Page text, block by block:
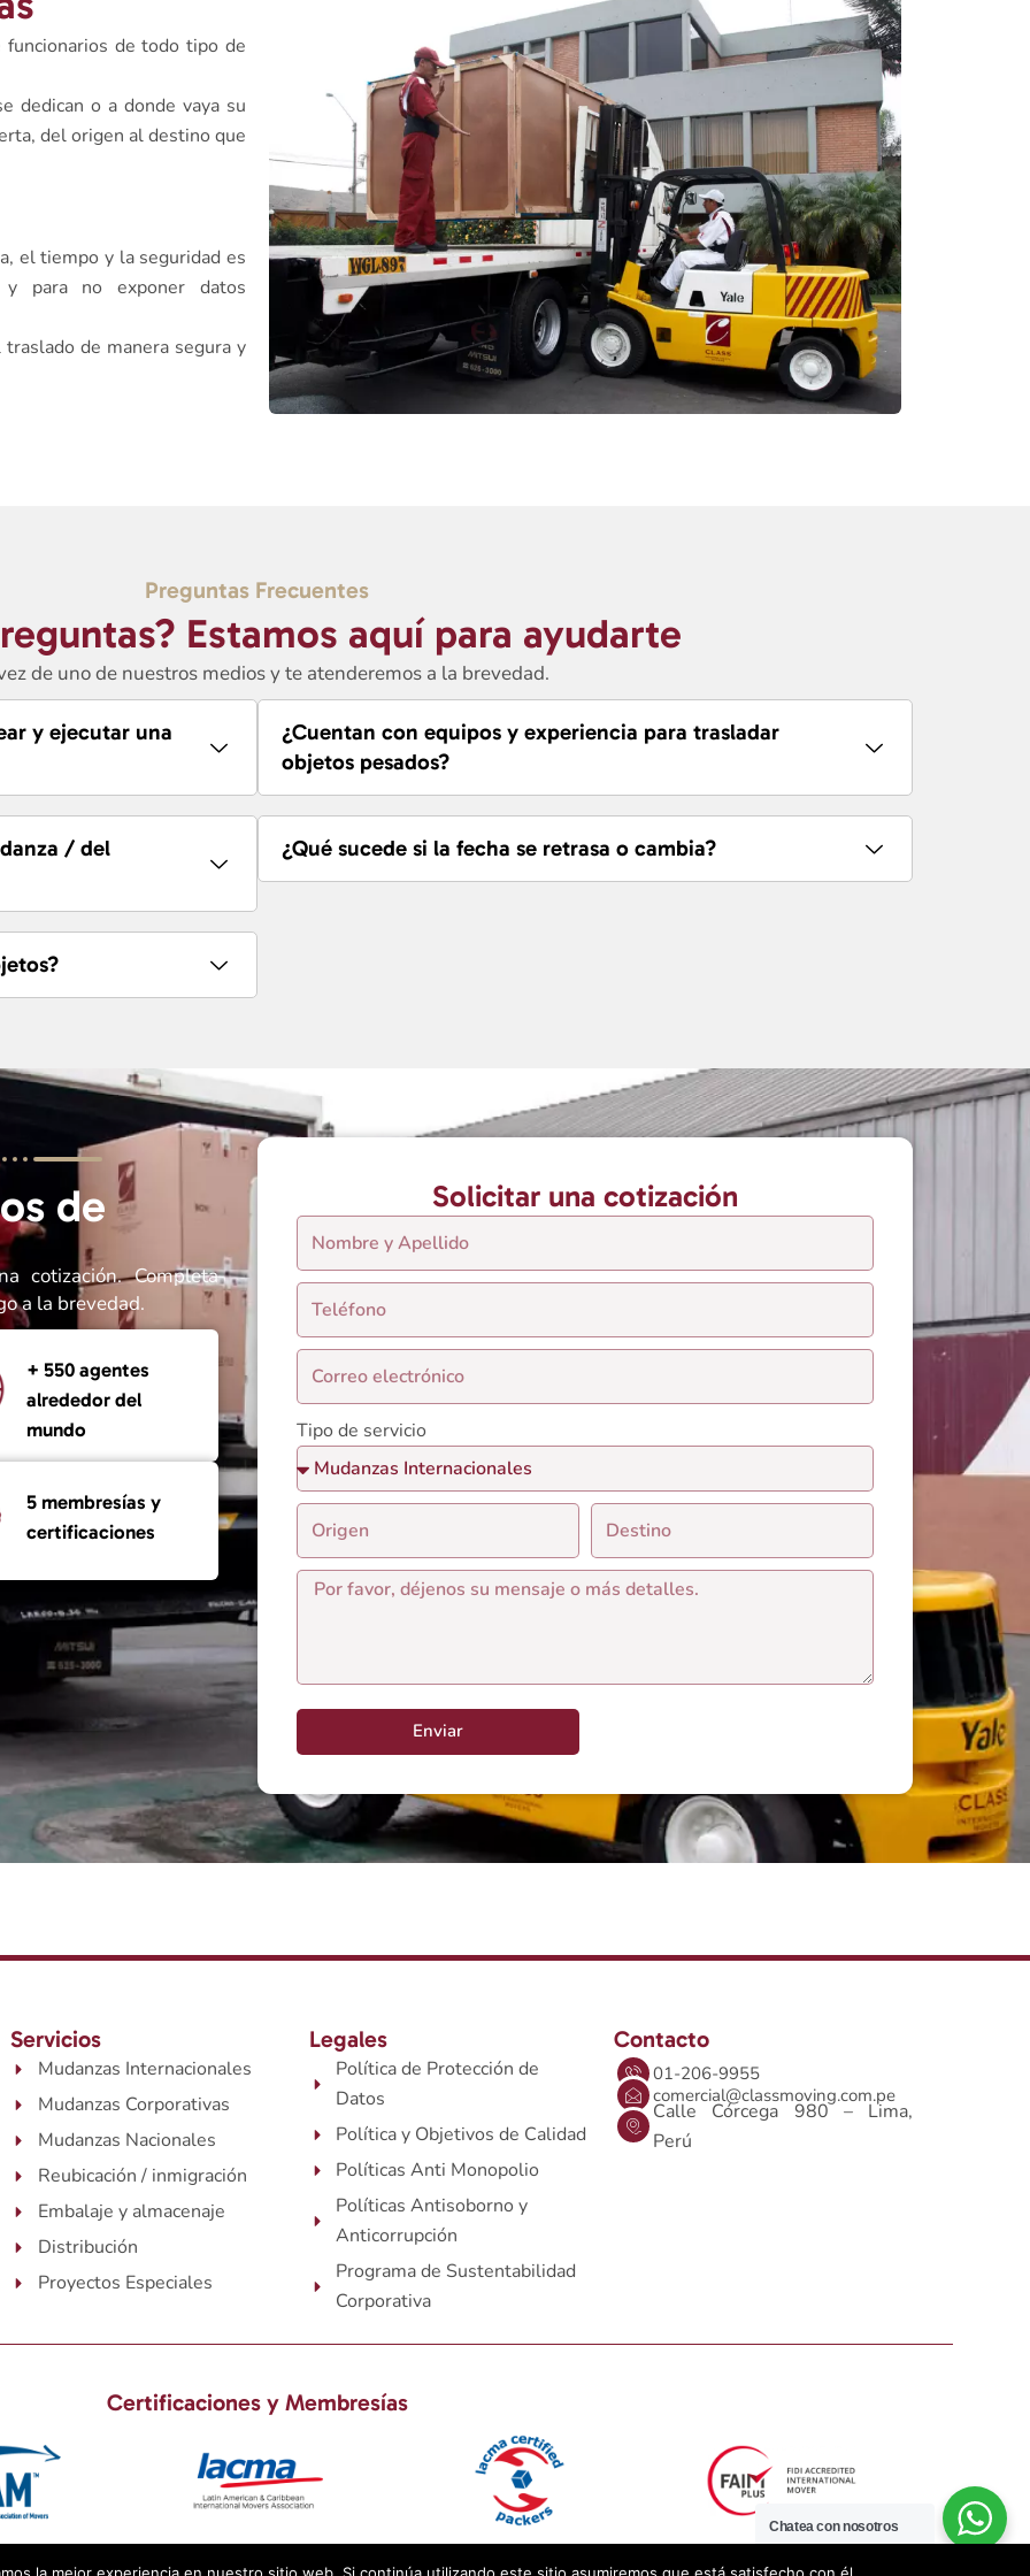
funcionarios de todo tipo de
dedican o a donde vaya su
del origen al destino que
el tiempo y la seguridad es
para no exponer datos
de manera segura y
Preguntas Frecuentes
Estamos aquí para ayudarte
de uno de nuestros medios y te atenderemos a la brevedad.
y ejecutar una
/ del
¿Cuentan con equipos y experiencia para trasladar
objetos pesados?
¿Qué sucede si la fecha se retrasa o cambia?
de
cotización. Completa
a la brevedad.
+ 550 agentes
alrededor del
mundo
5 membresías y
certificaciones
Solicitar una cotización
Tipo de servicio
Enviar
Servicios
Mudanzas Internacionales
Mudanzas Corporativas
Mudanzas Nacionales
Reubicación / inmigración
Embalaje y almacenaje
Distribución
Proyectos Especiales
Legales
Política de Protección de
Datos
Política y Objetivos de Calidad
Políticas Anti Monopolio
Políticas Antisoborno y
Anticorrupción
Programa de Sustentabilidad
Corporativa
Contacto
01-206-9955
comercial@classmoving.com.pe
Calle Córcega 980 – Lima,
Perú
Certificaciones y Membresías
Chatea con nosotros